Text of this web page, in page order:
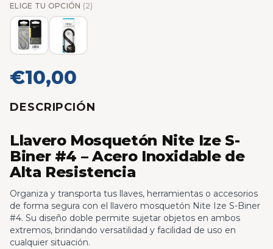
ELIGE TU OPCIÓN (2)
€10,00
DESCRIPCIÓN
Llavero Mosquetón Nite Ize S-
Biner #4 – Acero Inoxidable de
Alta Resistencia
Organiza y transporta tus llaves, herramientas o accesorios
de forma segura con el llavero mosquetón Nite Ize S-Biner
#4. Su diseño doble permite sujetar objetos en ambos
extremos, brindando versatilidad y facilidad de uso en
cualquier situación.